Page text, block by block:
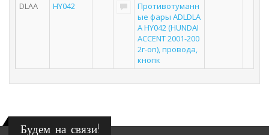
DLAA
HY042
Противотуманн
ые фары ADLDLA
A HY042 (HUNDAI
ACCENT 2001-200
2г-on), провода,
кнопк
Будем на связи!